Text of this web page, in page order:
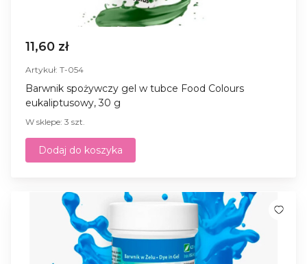
11,60 zł
Artykuł: T-054
Barwnik spożywczy gel w tubce Food Colours
eukaliptusowy, 30 g
W sklepe: 3 szt.
Dodaj do koszyka